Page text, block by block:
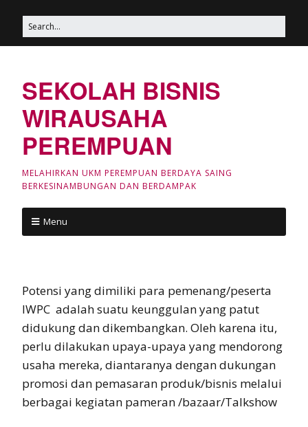
SEKOLAH BISNIS
WIRAUSAHA
PEREMPUAN
MELAHIRKAN UKM PEREMPUAN BERDAYA SAING
BERKESINAMBUNGAN DAN BERDAMPAK
Menu
Potensi yang dimiliki para pemenang/peserta
IWPC adalah suatu keunggulan yang patut
didukung dan dikembangkan. Oleh karena itu,
perlu dilakukan upaya-upaya yang mendorong
usaha mereka, diantaranya dengan dukungan
promosi dan pemasaran produk/bisnis melalui
berbagai kegiatan pameran /bazaar/Talkshow